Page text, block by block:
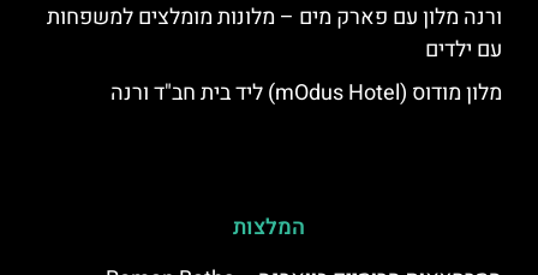
ורנה מלון עם פארק מים – מלונות מומלצים למשפחות
עם ילדים
מלון מודוס (mOdus Hotel) ליד בית חב"ד ורנה
המלצות